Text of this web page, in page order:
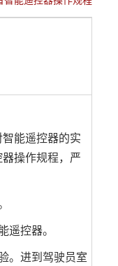
能遥控器的实
操作规程，严
控器。
。进到驾驶员室